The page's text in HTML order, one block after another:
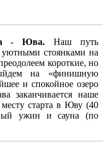
- Юва.Наш путь
уютными стоянками на
короткие, но
на «финишную
и спокойное озеро
заканчивается наше
старта в Юву (40
ужин и сауна (по